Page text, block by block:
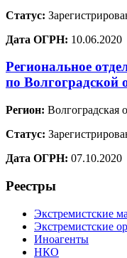
Статус:
Дата ОГРН: 10.06.2020
Региональное
по Волгоградской
Регион: Волгоградская
Статус:
Дата ОГРН: 07.10.2020
Реестры
Экстремистские
Экстремистские
Иноагенты
НКО